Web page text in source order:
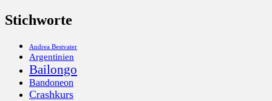
Stichworte
Andrea Bestvater
Argentinien
Bailongo
Bandoneon
Crashkurs